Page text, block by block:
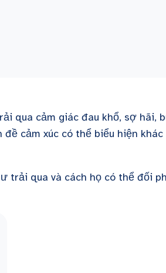
qua cảm giác đau khổ, sợ hãi,
cảm xúc có thể biểu hiện khác
trải qua và cách họ có thể đối